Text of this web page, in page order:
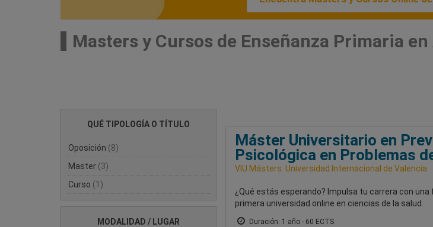
Masters y Cursos de Enseñanza Primaria
QUÉ TIPOLOGÍA O TÍTULO
Oposición (8)
Master (3)
Curso (1)
MODALIDAD / LUGAR
Máster Universitario en
Psicológica en Problemas
VIU Másters. Universidad Internacional de Valencia
¿Qué estás esperando? Impulsa tu carrera con
primera universidad online en ciencias de la salud.
Duración: 1 año - 60 ECTS